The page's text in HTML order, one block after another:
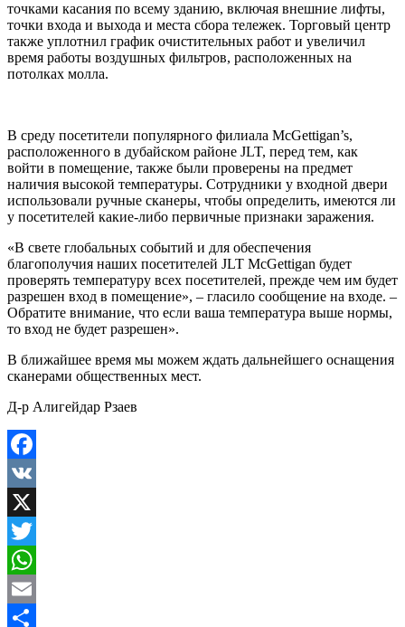
точками касания по всему зданию, включая внешние лифты,
точки входа и выхода и места сбора тележек. Торговый центр
также уплотнил график очистительных работ и увеличил
время работы воздушных фильтров, расположенных на
потолках молла.
В среду посетители популярного филиала McGettigan’s,
расположенного в дубайском районе JLT, перед тем, как
войти в помещение, также были проверены на предмет
наличия высокой температуры. Сотрудники у входной двери
использовали ручные сканеры, чтобы определить, имеются ли
у посетителей какие-либо первичные признаки заражения.
«В свете глобальных событий и для обеспечения
благополучия наших посетителей JLT McGettigan будет
проверять температуру всех посетителей, прежде чем им будет
разрешен вход в помещение», – гласило сообщение на входе. –
Обратите внимание, что если ваша температура выше нормы,
то вход не будет разрешен».
В ближайшее время мы можем ждать дальнейшего оснащения
сканерами общественных мест.
Д-р Алигейдар Рзаев
Facebook
VK
X
Twitter
WhatsApp
Email